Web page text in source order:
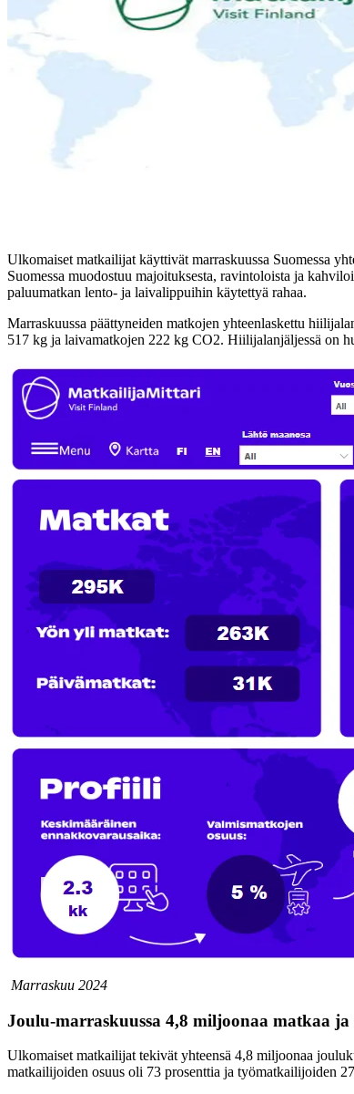
Ulkomaiset matkailijat käyttivät marraskuussa Suomessa
Suomessa muodostuu majoituksesta, ravintoloista ja
paluumatkan lento- ja laivalippuihin käytettyä rahaa.
Marraskuussa päättyneiden matkojen yhteenlaskettu
517 kg ja laivamatkojen 222 kg CO2. Hiilijalanjäljessä on
Marraskuu 2024
Joulu-marraskuussa 4,8 miljoonaa matkaa
Ulkomaiset matkailijat tekivät yhteensä 4,8 miljoonaa
matkailijoiden osuus oli 73 prosenttia ja työmatkailijoiden